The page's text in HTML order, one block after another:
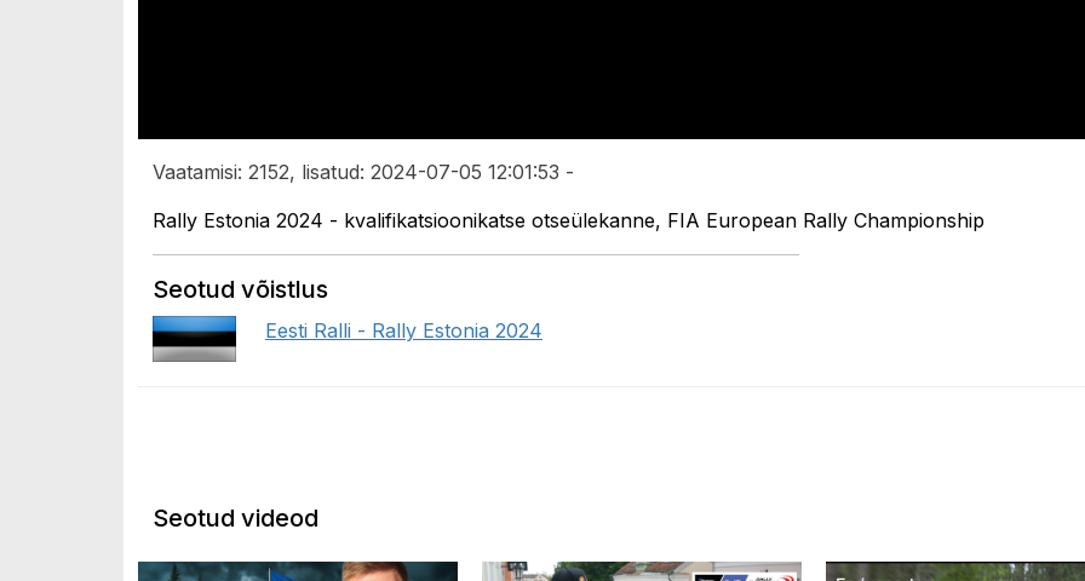
Vaatamisi: 2152, lisatud: 2024-07-05 12:01:53 -
Rally Estonia 2024 - kvalifikatsioonikatse otseülekanne, FIA European Rally Championship
Seotud võistlus
Eesti Ralli - Rally Estonia 2024
Seotud videod